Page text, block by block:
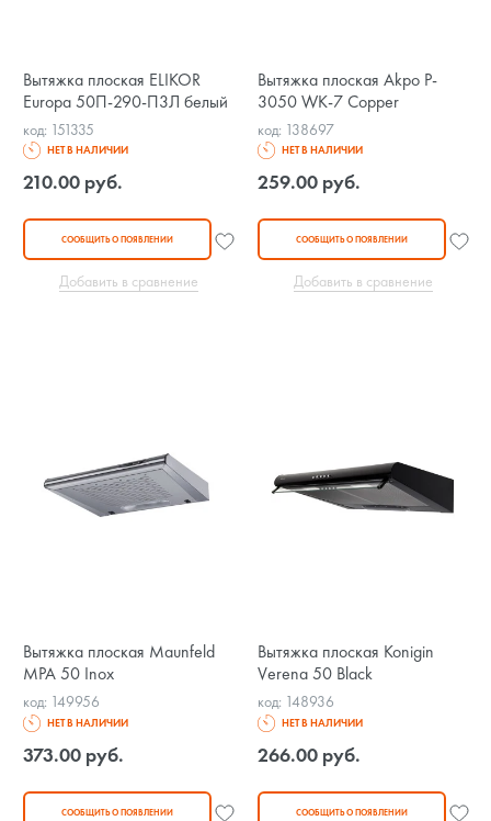
Вытяжка плоская ELIKOR
Europa 50П-290-П3Л белый
код: 151335
НЕТ В НАЛИЧИИ
210.00 руб.
СООБЩИТЬ О ПОЯВЛЕНИИ
Добавить в сравнение
Вытяжка плоская Akpo P-
3050 WK-7 Copper
код: 138697
НЕТ В НАЛИЧИИ
259.00 руб.
СООБЩИТЬ О ПОЯВЛЕНИИ
Добавить в сравнение
Вытяжка плоская Maunfeld
MPA 50 Inox
код: 149956
НЕТ В НАЛИЧИИ
373.00 руб.
СООБЩИТЬ О ПОЯВЛЕНИИ
Вытяжка плоская Konigin
Verena 50 Black
код: 148936
НЕТ В НАЛИЧИИ
266.00 руб.
СООБЩИТЬ О ПОЯВЛЕНИИ